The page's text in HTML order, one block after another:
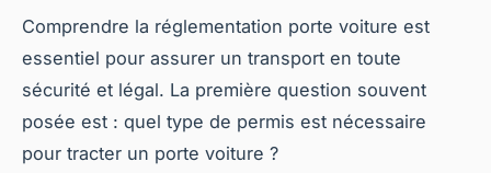
Comprendre la réglementation porte voiture est
essentiel pour assurer un transport en toute
sécurité et légal. La première question souvent
posée est : quel type de permis est nécessaire
pour tracter un porte voiture ?